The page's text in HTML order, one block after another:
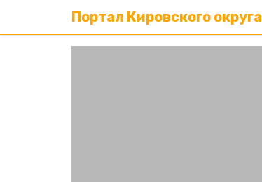
Портал Кировского округа